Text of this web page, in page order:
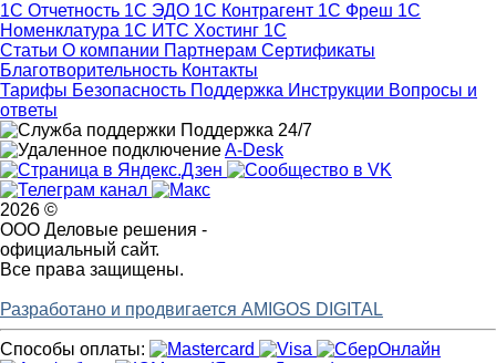
1С Отчетность 1С ЭДО 1С Контрагент 1С Фреш 1С
Номенклатура 1С ИТС Хостинг 1С
Статьи О компании Партнерам Сертификаты
Благотворительность Контакты
Тарифы Безопасность Поддержка Инструкции Вопросы и
ответы
Поддержка 24/7
A-Desk
2026 ©
ООО Деловые решения -
официальный сайт.
Все права защищены.
Разработано и продвигается AMIGOS DIGITAL
Способы оплаты: